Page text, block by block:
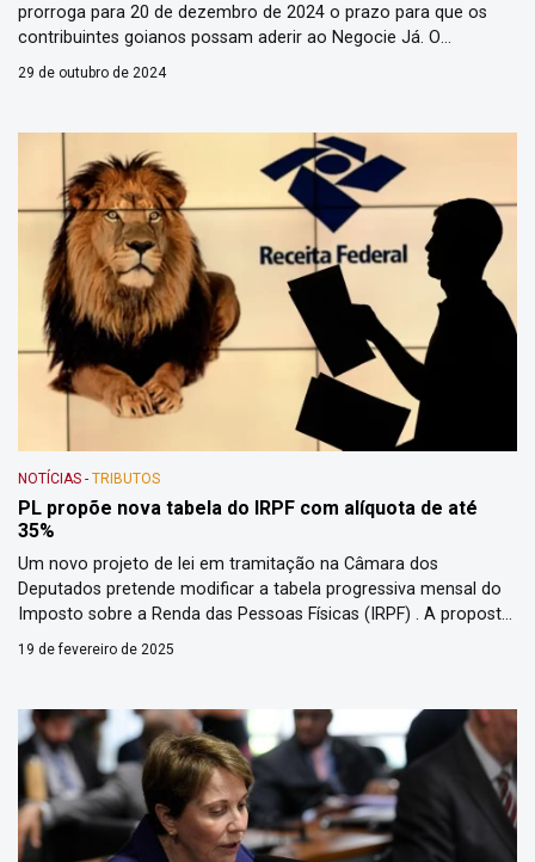
prorroga para 20 de dezembro de 2024 o prazo para que os
contribuintes goianos possam aderir ao Negocie Já. O
programa instituiu medidas facilitadoras para débitos de ICMS,
29 de outubro de 2024
NOTÍCIAS - TRIBUTOS
PL propõe nova tabela do IRPF com alíquota de até
35%
Um novo projeto de lei em tramitação na Câmara dos
Deputados pretende modificar a tabela progressiva mensal do
Imposto sobre a Renda das Pessoas Físicas (IRPF) . A proposta,
registrada como PL 141/25, sugere um total de oito faixas de
19 de fevereiro de 2025